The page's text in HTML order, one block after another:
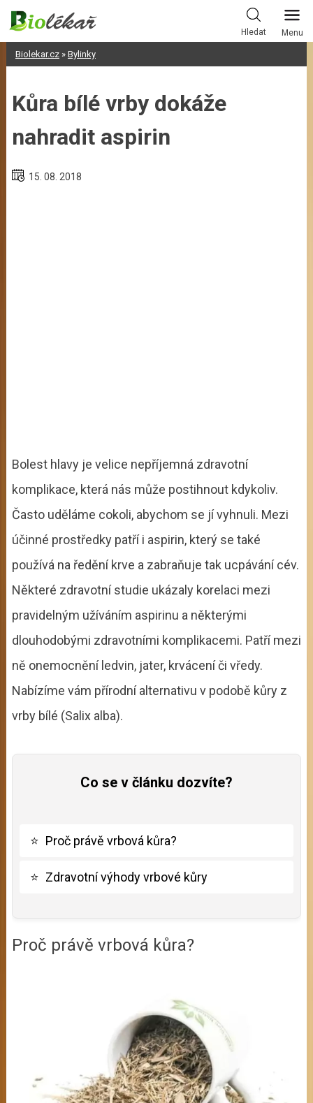
Skip
content
Hledat Menu
Biolekar.cz» Bylinky
Kůra bílé vrby dokáže
nahradit aspirin
15. 08. 2018
Bolest hlavy je velice nepříjemná zdravotní
komplikace, která nás může postihnout kdykoliv.
Často uděláme cokoli, abychom se jí vyhnuli. Mezi
účinné prostředky patří i aspirin, který se také
používá na ředění krve a zabraňuje tak ucpávání cév.
Některé zdravotní studie ukázaly korelaci mezi
pravidelným užíváním aspirinu a některými
dlouhodobými zdravotními komplikacemi. Patří mezi
ně onemocnění ledvin, jater, krvácení či vředy.
Nabízíme vám přírodní alternativu v podobě kůry z
vrby bílé (Salix alba).
Co se v článku dozvíte?
⭐ Proč právě vrbová kůra?
⭐ Zdravotní výhody vrbové kůry
Proč právě vrbová kůra?